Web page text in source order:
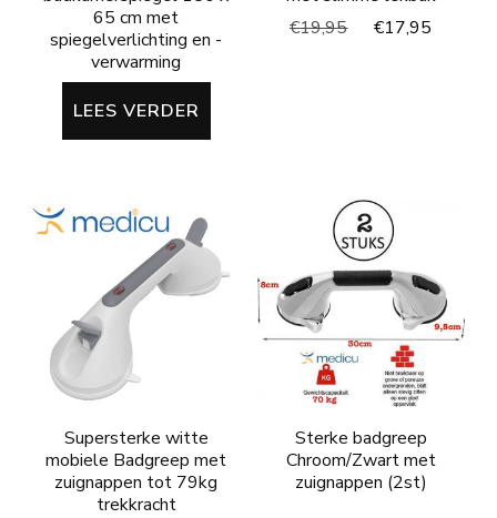
65 cm met
spiegelverlichting en -
verwarming
LEES VERDER
€19,95
Oorspronkelijke
€17,95
Supersterke witte
mobiele Badgreep met
zuignappen tot 79kg
trekkracht
Sterke badgreep
Chroom/Zwart met
zuignappen (2st)